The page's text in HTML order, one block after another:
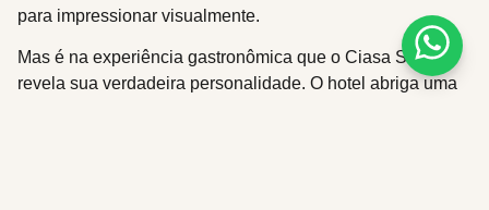
para impressionar visualmente.
Mas é na experiência gastronômica que o Ciasa Salares
revela sua verdadeira personalidade. O hotel abriga uma